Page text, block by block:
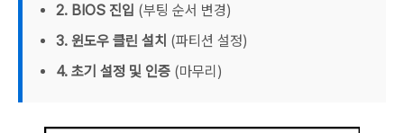
2. BIOS 진입 (부팅 순서 변경)
3. 윈도우 클린 설치 (파티션 설정)
4. 초기 설정 및 인증 (마무리)